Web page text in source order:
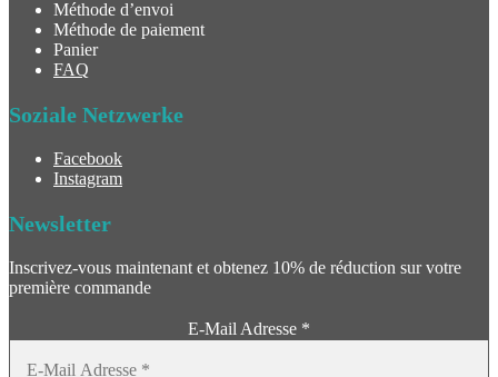
Méthode d’envoi
Méthode de paiement
Panier
FAQ
Soziale Netzwerke
Facebook
Instagram
Newsletter
Inscrivez-vous maintenant et obtenez 10% de réduction sur votre
première commande
E-Mail Adresse *